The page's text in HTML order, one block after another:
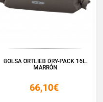
BOLSA ORTLIEB DRY-PACK 16L.
MARRÓN
66,10€